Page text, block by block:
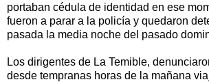
portaban cédula de identidad en ese
fueron a parar a la policía y quedaron
pasada la media noche del pasado
Los dirigentes de La Temible,
desde tempranas horas de la mañana